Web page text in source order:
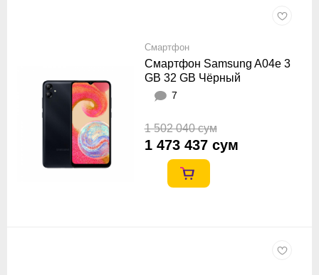
Смартфон
Смартфон Samsung A04e 3
GB 32 GB Чёрный
7
1 502 040 сум
1 473 437 сум